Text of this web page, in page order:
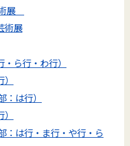
展
術展
ら行・わ行）
は行）
：は行・ま行・や行・ら